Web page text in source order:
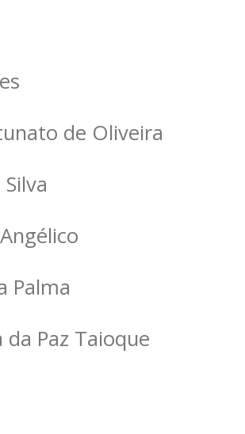
de Oliveira
Palma
Paz Taioque